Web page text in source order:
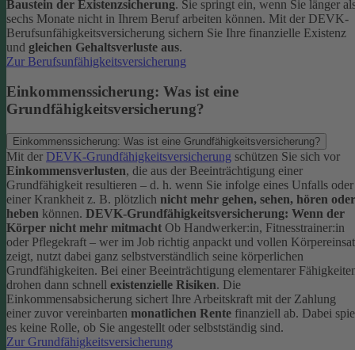
Baustein der Existenzsicherung. Sie springt ein, wenn Sie länger
sechs Monate nicht in Ihrem Beruf arbeiten können. Mit der DEVK-
Berufsunfähigkeitsversicherung sichern Sie Ihre finanzielle Existenz
und gleichen Gehaltsverluste aus.
Zur Berufsunfähigkeitsversicherung
Einkommenssicherung: Was ist eine
Grundfähigkeitsversicherung?
Einkommenssicherung: Was ist eine Grundfähigkeitsversicherung?
Mit der DEVK-Grundfähigkeitsversicherung schützen Sie sich vor
Einkommensverlusten, die aus der Beeinträchtigung einer
Grundfähigkeit resultieren – d. h. wenn Sie infolge eines Unfalls oder
einer Krankheit z. B. plötzlich nicht mehr gehen, sehen, hören oder
heben können. DEVK-Grundfähigkeitsversicherung: Wenn der
Körper nicht mehr mitmacht Ob Handwerker:in, Fitnesstrainer:in
oder Pflegekraft – wer im Job richtig anpackt und vollen
zeigt, nutzt dabei ganz selbstverständlich seine körperlichen
Grundfähigkeiten. Bei einer Beeinträchtigung elementarer
drohen dann schnell existenzielle Risiken. Die
Einkommensabsicherung sichert Ihre Arbeitskraft mit der Zahlung
einer zuvor vereinbarten monatlichen Rente finanziell ab. Dabei
es keine Rolle, ob Sie angestellt oder selbstständig sind.
Zur Grundfähigkeitsversicherung